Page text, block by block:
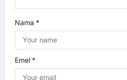
Nama *
Emel *